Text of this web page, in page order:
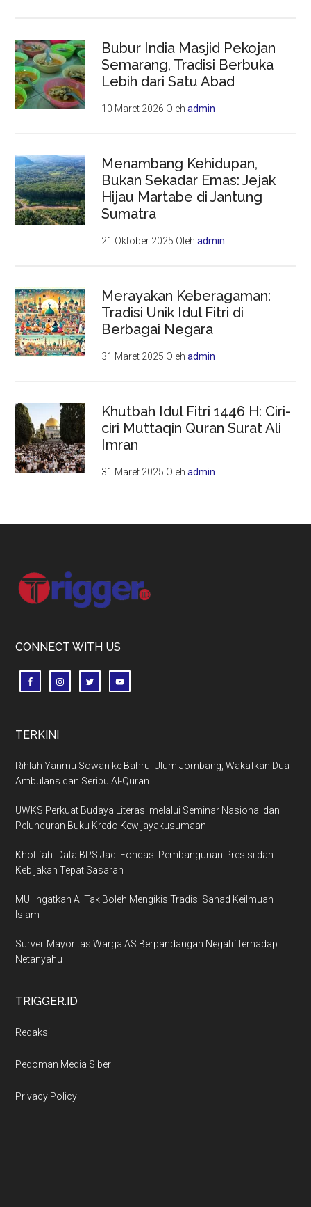
Bubur India Masjid Pekojan
Semarang, Tradisi Berbuka
Lebih dari Satu Abad
10 Maret 2026 Olehadmin
Menambang Kehidupan,
Bukan Sekadar Emas: Jejak
Hijau Martabe di Jantung
Sumatra
21 Oktober 2025 Olehadmin
Merayakan Keberagaman:
Tradisi Unik Idul Fitri di
Berbagai Negara
31 Maret 2025 Olehadmin
Khutbah Idul Fitri 1446 H: Ciri-
ciri Muttaqin Quran Surat Ali
Imran
31 Maret 2025 Olehadmin
Footer
CONNECT WITH US
TERKINI
Rihlah Yanmu Sowan ke Bahrul Ulum Jombang, Wakafkan Dua
Ambulans dan Seribu Al-Quran
UWKS Perkuat Budaya Literasi melalui Seminar Nasional dan
Peluncuran Buku Kredo Kewijayakusumaan
Khofifah: Data BPS Jadi Fondasi Pembangunan Presisi dan
Kebijakan Tepat Sasaran
MUI Ingatkan AI Tak Boleh Mengikis Tradisi Sanad Keilmuan
Islam
Survei: Mayoritas Warga AS Berpandangan Negatif terhadap
Netanyahu
TRIGGER.ID
Redaksi
Pedoman Media Siber
Privacy Policy